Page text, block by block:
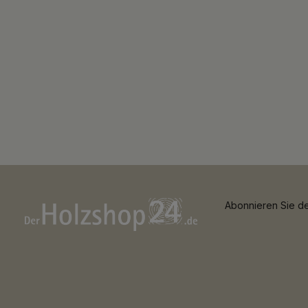
Abonnieren Sie